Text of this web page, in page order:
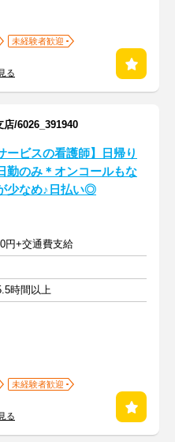
未経験者歓迎
る
/6026_391940
ービスの看護師】日帰り
勤のみ＊オンコールもな
少なめ♪日払い◎
円+交通費支給
時間以上
未経験者歓迎
る